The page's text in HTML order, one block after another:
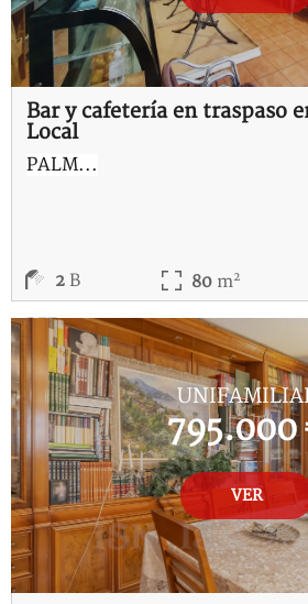
Bar y cafetería en traspaso
Local
PALM...
REF:D-115183-I
2 B 80 m2
795.000
VER